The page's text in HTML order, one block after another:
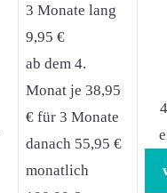
3 Monate lang
9,95 €
ab dem 4.
Monat je 38,95
€ für 3 Monate
danach 55,95 €
monatlich